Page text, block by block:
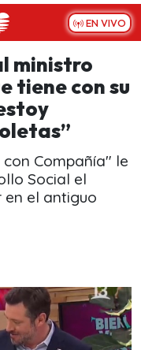
EN VIVO
ministro
tiene con su
Compañía" le
Social el
en el antiguo